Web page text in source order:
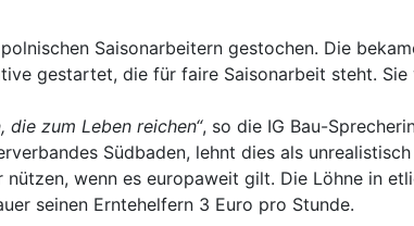
Saisonarbeitern gestochen. Die
gestartet, die für faire Saisonarbeit steht.
die zum Leben reichen“, so die IG Bau-
Südbaden, lehnt dies als
wenn es europaweit gilt. Die Löhne in
seinen Erntehelfern 3 Euro pro Stunde.